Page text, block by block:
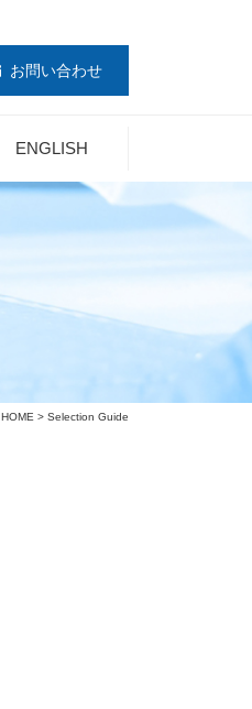
お問い合わせ
ENGLISH
HOME > Selection Guide